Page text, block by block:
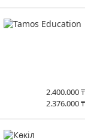
2.400.000₸
2.376.000₸